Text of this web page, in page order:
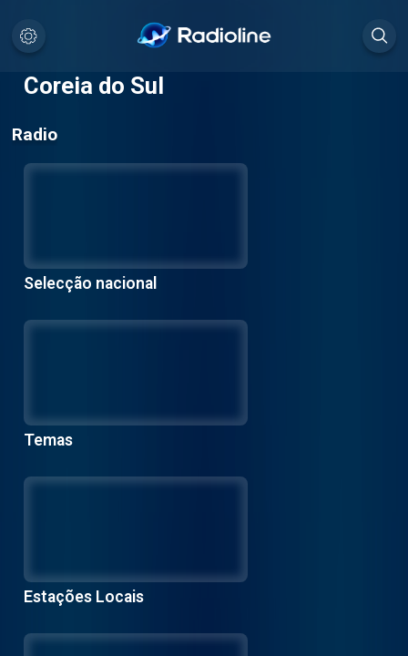
Coreia do Sul
Radio
Selecção nacional
Temas
Estações Locais